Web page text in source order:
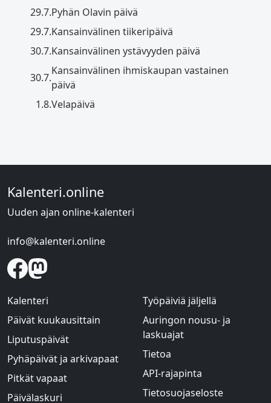
29.7.Pyhän Olavin päivä
29.7.Kansainvälinen tiikeripäivä
30.7.Kansainvälinen ystävyyden päivä
30.7.
Kansainvälinen ihmiskaupan vastainen
päivä
1.8.Velapäivä
Kalenteri.online
Uuden ajan online-kalenteri
info@kalenteri.online
Kalenteri
Päivät kuukausittain
Liputuspäivät
Pyhäpäivät ja arkivapaat
Pitkät vapaat
Päivälaskuri
Työpäiviä jäljellä
Auringon nousu- ja
laskuajat
Tietoa
API-rajapinta
Tietosuojaseloste